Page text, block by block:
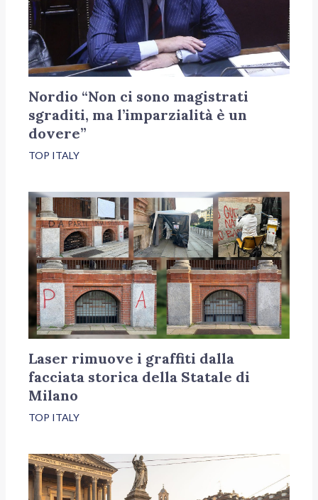
Nordio “Non ci sono magistrati
sgraditi, ma l’imparzialità è un
dovere”
TOP ITALY
Laser rimuove i graffiti dalla
facciata storica della Statale di
Milano
TOP ITALY